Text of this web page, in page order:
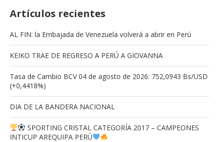
Artículos recientes
AL FIN: la Embajada de Venezuela volverá a abrir en Perú
KEIKO TRAE DE REGRESO A PERÚ A GIOVANNA
Tasa de Cambio BCV 04 de agosto de 2026: 752,0943 Bs/USD
(+0,4418%)
DIA DE LA BANDERA NACIONAL
SPORTING CRISTAL CATEGORÍA 2017 – CAMPEONES
INTICUP AREQUIPA PERÚ